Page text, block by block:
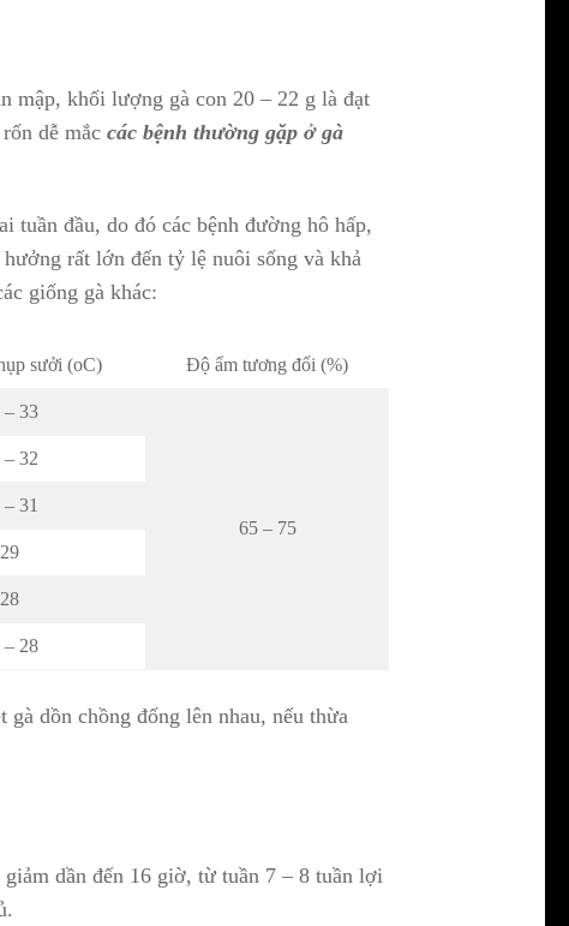
mập, khối lượng gà con 20 – 22 g là đạt
dễ mắc các bệnh thường gặp ở gà
tuần đầu, do đó các bệnh đường hô hấp,
rất lớn đến tỷ lệ nuôi sống và khả
giống gà khác:
sưởi (oC) Độ ẩm tương đối (%)
– 33
65 – 75
– 32
31
29
28
– 28
dồn chồng đống lên nhau, nếu thừa
dần đến 16 giờ, từ tuần 7 – 8 tuần lợi